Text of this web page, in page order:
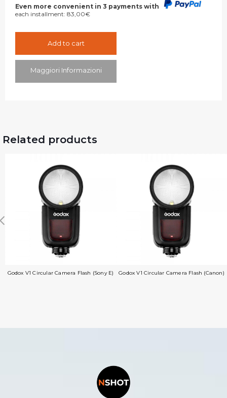
Even more convenient in 3 payments with
each installment: 83,00€
Add to cart
Maggiori Informazioni
Related products
Godox V1 Circular Camera Flash (Sony E) Godox V1 Circular Camera Flash (Canon)